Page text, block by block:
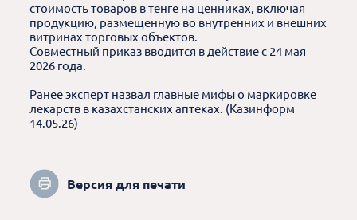
стоимость товаров в тенге на ценниках, включая
продукцию, размещенную во внутренних и внешних
витринах торговых объектов.
Совместный приказ вводится в действие с 24 мая
2026 года.
Ранее эксперт назвал главные мифы о маркировке
лекарств в казахстанских аптеках. (Казинформ
14.05.26)
Версия для печати